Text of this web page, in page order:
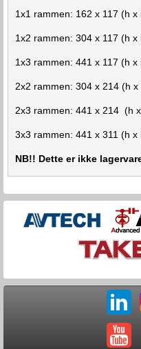
1x1 rammen: 162 x 117 (h x
1x2 rammen: 304 x 117 (h x
1x3 rammen: 441 x 117 (h x
2x2 rammen: 304 x 214 (h x
2x3 rammen: 441 x 214 (h
3x3 rammen: 441 x 311 (h x
NB!! Dette er ikke